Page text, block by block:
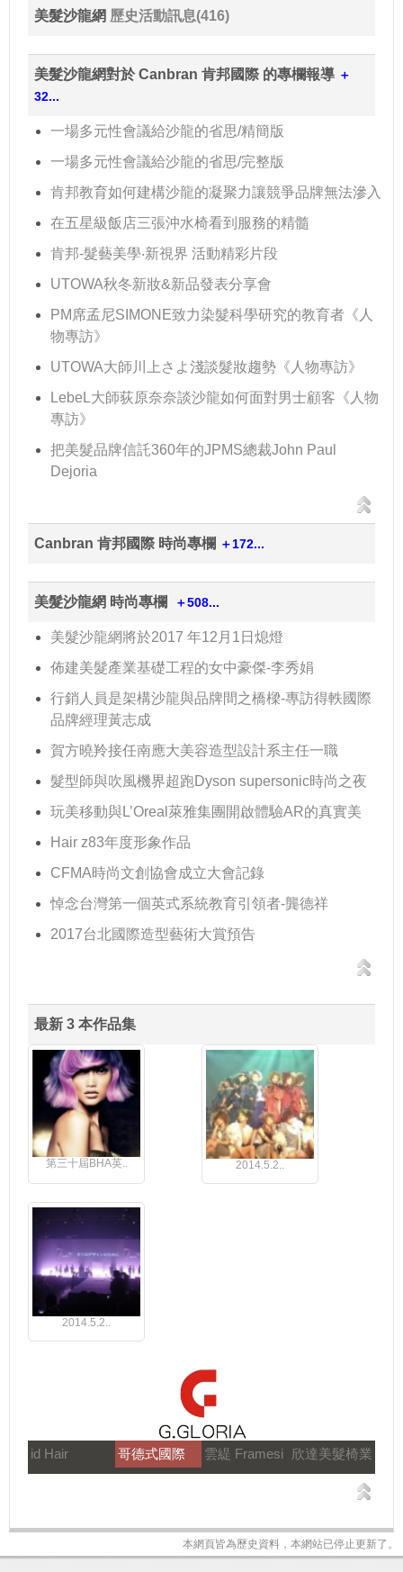
美髮沙龍網 歷史活動訊息(416)
美髮沙龍網對於 Canbran 肯邦國際 的專欄報導 ＋
32...
一場多元性會議給沙龍的省思/精簡版
一場多元性會議給沙龍的省思/完整版
肯邦教育如何建構沙龍的凝聚力讓競爭品牌無法滲入
在五星級飯店三張沖水椅看到服務的精髓
肯邦-髮藝美學‧新視界 活動精彩片段
UTOWA秋冬新妝&新品發表分享會
PM席孟尼SIMONE致力染髮科學研究的教育者《人
物專訪》
UTOWA大師川上さよ淺談髮妝趨勢《人物專訪》
LebeL大師荻原奈奈談沙龍如何面對男士顧客《人物
專訪》
把美髮品牌信託360年的JPMS總裁John Paul
Dejoria
Canbran 肯邦國際 時尚專欄 ＋172...
美髮沙龍網 時尚專欄 ＋508...
美髮沙龍網將於2017 年12月1日熄燈
佈建美髮產業基礎工程的女中豪傑-李秀娟
行銷人員是架構沙龍與品牌間之橋樑-專訪得軼國際
品牌經理黃志成
賀方曉羚接任南應大美容造型設計系主任一職
髮型師與吹風機界超跑Dyson supersonic時尚之夜
玩美移動與L’Oreal萊雅集團開啟體驗AR的真實美
Hair z83年度形象作品
CFMA時尚文創協會成立大會記錄
悼念台灣第一個英式系統教育引領者-龔德祥
2017台北國際造型藝術大賞預告
最新 3 本作品集
第三十屆BHA英.. 2014.5.2..
2014.5.2..
id Hair 哥德式國際 雲緹 Framesi 欣達美髮椅業
本網頁皆為歷史資料，本網站已停止更新了。